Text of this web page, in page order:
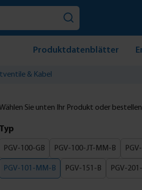
Produktdatenblätter
& Kabel
Wählen Sie unten Ihr Produkt oder
Typauswählen
PGV-100-GB PGV-100-JT-MM-B
PGV-101-MM-B PGV-151-B PGV-